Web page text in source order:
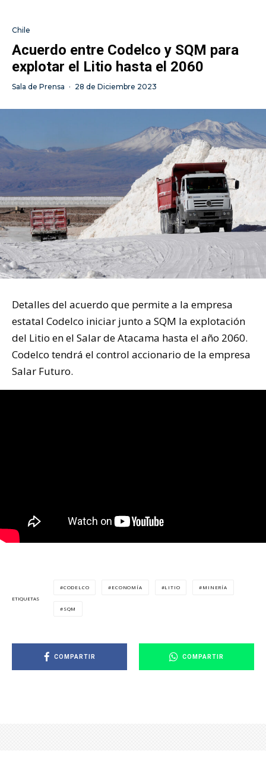
Chile
Acuerdo entre Codelco y SQM para
explotar el Litio hasta el 2060
Sala de Prensa · 28 de Diciembre 2023
Detalles del acuerdo que permite a la empresa
estatal Codelco iniciar junto a SQM la explotación
del Litio en el Salar de Atacama hasta el año 2060.
Codelco tendrá el control accionario de la empresa
Salar Futuro.
ETIQUETAS
CODELCO ECONOMÍA LITIO MINERÍA
SQM
COMPARTIR COMPARTIR